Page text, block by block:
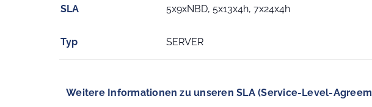
SLA 5x9xNBD, 5x13x4h, 7x24x4h
Typ SERVER
Weitere Informationen zu unseren SLA (Service-Level-